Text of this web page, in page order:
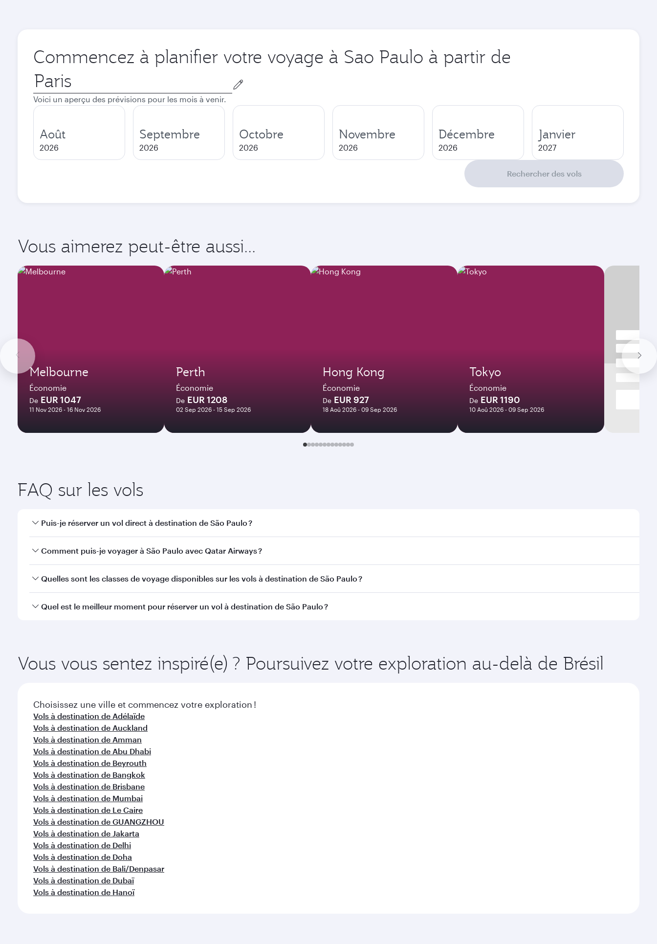
Commencez à planifier votre voyage à Sao Paulo à partir de
Ville
de
départ
Voici un aperçu des prévisions pour les mois à venir.
Août
2026
Septembre
2026
Octobre
2026
Novembre
2026
Décembre
2026
Janvier
2027
Rechercher des vols
Vous aimerez peut-être aussi...
Melbourne
Économie
De EUR 1047
11 Nov 2026 - 16 Nov 2026
Perth
Économie
De EUR 1208
02 Sep 2026 - 15 Sep 2026
Hong Kong
Économie
De EUR 927
18 Aoû 2026 - 09 Sep 2026
Tokyo
Économie
De EUR 1190
10 Aoû 2026 - 09 Sep 2026
FAQ sur les vols
Puis-je réserver un vol direct à destination de São Paulo ?
Oui, Qatar Airways opère des vols directs vers São Paulo. Recherchez les vols depuis notre page d'accueil pour trouver les horaires et la fréquence des vols.
Comment puis-je voyager à São Paulo avec Qatar Airways ?
Vous pouvez voyager directement à São Paulo avec Qatar Airways. Nous desservons plus de 150 destinations via Doha, avec des correspondances fluides et
Quelles sont les classes de voyage disponibles sur les vols à destination de São Paulo ?
La disponibilité des classes de voyage dépend de l'itinéraire et de la compagnie aérienne opérant le vol. Sur les vols opérés par Qatar Airways, vous pouvez
Quel est le meilleur moment pour réserver un vol à destination de São Paulo ?
Vous vous sentez inspiré(e) ? Poursuivez votre exploration au-delà de Brésil
Choisissez une ville et commencez votre exploration !
Vols à destination de Adélaïde
Vols à destination de Auckland
Vols à destination de Amman
Vols à destination de Abu Dhabi
Vols à destination de Beyrouth
Vols à destination de Bangkok
Vols à destination de Brisbane
Vols à destination de Mumbai
Vols à destination de Le Caire
Vols à destination de GUANGZHOU
Vols à destination de Jakarta
Vols à destination de Delhi
Vols à destination de Doha
Vols à destination de Bali/Denpasar
Vols à destination de Dubaï
Vols à destination de Hanoï